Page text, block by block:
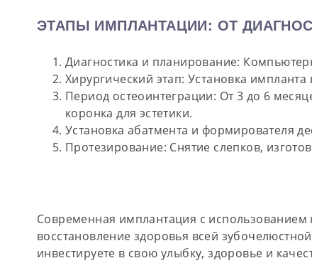
ЭТАПЫ ИМПЛАНТАЦИИ: ОТ
Диагностика и планирование:
Хирургический этап: Установка импланта
Период остеоинтеграции: От 3 до 6
коронка для эстетики.
Установка абатмента и формирователя
Протезирование: Снятие слепков,
Современная имплантация с использованием
восстановление здоровья всей
инвестируете в свою улыбку, здоровье и